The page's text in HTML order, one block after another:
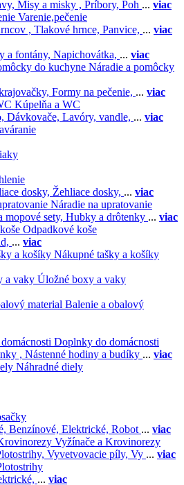
Misy a misky , Príbory, Poh ... viac
Varenie,pečenie
, Tlakové hrnce, Panvice, ... viac
a fontány, Napichovátka, ... viac
Náradie a pomôcky
Formy na pečenie, ... viac
Kúpelňa a WC
Dávkovače, Lavóry, vandle, ... viac
dosky, Žehliace dosky, ... viac
Náradie na upratovanie
mopové sety, Hubky a drôtenky ... viac
Odpadkové koše
... viac
Nákupné tašky a košíky
Úložné boxy a vaky
Balenie a obalový
Doplnky do domácnosti
, Nástenné hodiny a budíky ... viac
Náhradné diely
Benzínové, Elektrické, Robot ... viac
Vyžínače a Krovinorezy
Vyvetvovacie píly, Vy ... viac
... viac